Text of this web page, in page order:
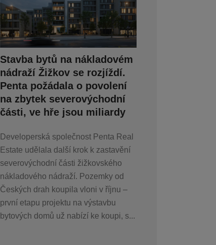
Stavba bytů na nákladovém
nádraží Žižkov se rozjíždí.
Penta požádala o povolení
na zbytek severovýchodní
části, ve hře jsou miliardy
Developerská společnost Penta Real
Estate udělala další krok k zastavění
severovýchodní části žižkovského
nákladového nádraží. Pozemky od
Českých drah koupila vloni v říjnu –
první etapu projektu na výstavbu
bytových domů už nabízí ke koupi, s...